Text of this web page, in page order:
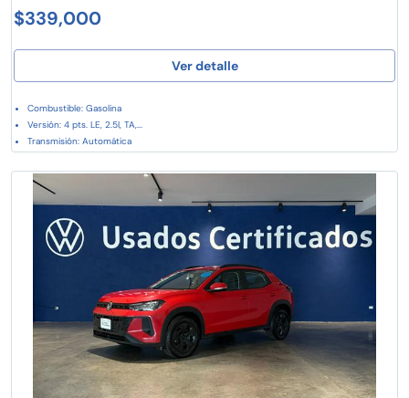
$339,000
Ver detalle
Combustible: Gasolina
Versión: 4 pts. LE, 2.5l, TA,...
Transmisión: Automática